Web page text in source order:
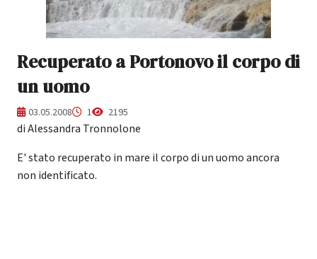
Recuperato a Portonovo il corpo di
un uomo
03.05.2008 1 2195
di Alessandra Tronnolone
E' stato recuperato in mare il corpo di un uomo ancora
non identificato.